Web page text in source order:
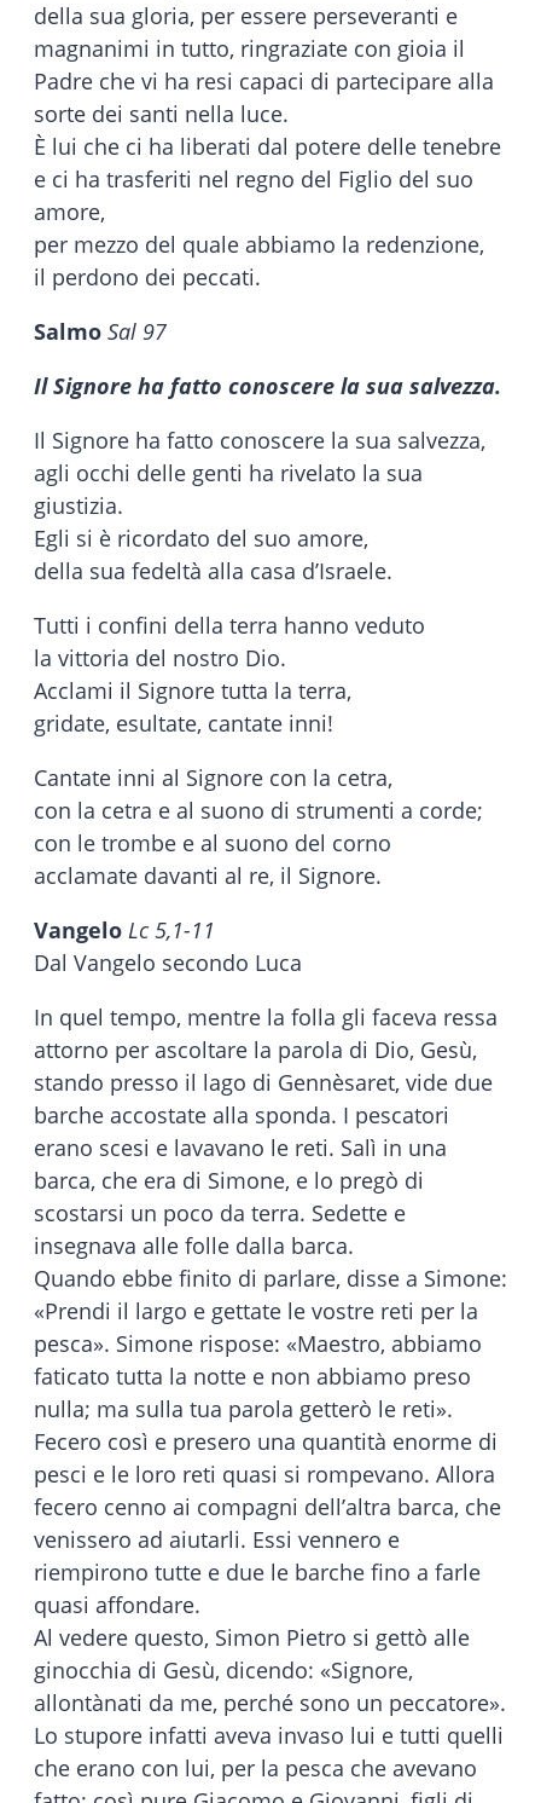
della sua gloria, per essere perseveranti e
magnanimi in tutto, ringraziate con gioia il
Padre che vi ha resi capaci di partecipare alla
sorte dei santi nella luce.
È lui che ci ha liberati dal potere delle tenebre
e ci ha trasferiti nel regno del Figlio del suo
amore,
per mezzo del quale abbiamo la redenzione,
il perdono dei peccati.
Salmo Sal 97
Il Signore ha fatto conoscere la sua salvezza.
Il Signore ha fatto conoscere la sua salvezza,
agli occhi delle genti ha rivelato la sua
giustizia.
Egli si è ricordato del suo amore,
della sua fedeltà alla casa d’Israele.
Tutti i confini della terra hanno veduto
la vittoria del nostro Dio.
Acclami il Signore tutta la terra,
gridate, esultate, cantate inni!
Cantate inni al Signore con la cetra,
con la cetra e al suono di strumenti a corde;
con le trombe e al suono del corno
acclamate davanti al re, il Signore.
Vangelo Lc 5,1-11
Dal Vangelo secondo Luca
In quel tempo, mentre la folla gli faceva ressa
attorno per ascoltare la parola di Dio, Gesù,
stando presso il lago di Gennèsaret, vide due
barche accostate alla sponda. I pescatori
erano scesi e lavavano le reti. Salì in una
barca, che era di Simone, e lo pregò di
scostarsi un poco da terra. Sedette e
insegnava alle folle dalla barca.
Quando ebbe finito di parlare, disse a Simone:
«Prendi il largo e gettate le vostre reti per la
pesca». Simone rispose: «Maestro, abbiamo
faticato tutta la notte e non abbiamo preso
nulla; ma sulla tua parola getterò le reti».
Fecero così e presero una quantità enorme di
pesci e le loro reti quasi si rompevano. Allora
fecero cenno ai compagni dell’altra barca, che
venissero ad aiutarli. Essi vennero e
riempirono tutte e due le barche fino a farle
quasi affondare.
Al vedere questo, Simon Pietro si gettò alle
ginocchia di Gesù, dicendo: «Signore,
allontànati da me, perché sono un peccatore».
Lo stupore infatti aveva invaso lui e tutti quelli
che erano con lui, per la pesca che avevano